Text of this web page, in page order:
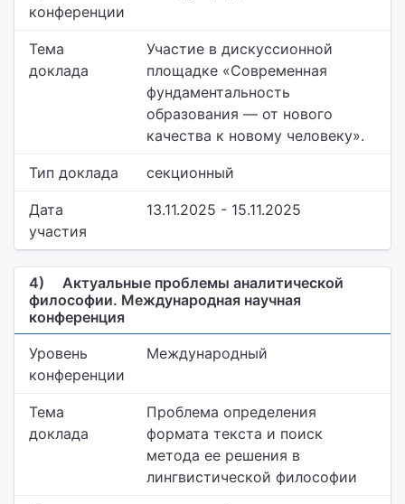
конференции
Тема
доклада
Участие в дискуссионной
площадке «Современная
фундаментальность
образования — от нового
качества к новому человеку».
Тип доклада секционный
Дата
участия
13.11.2025 - 15.11.2025
4)
Актуальные проблемы аналитической
философии. Международная научная
конференция
Уровень
конференции
Международный
Тема
доклада
Проблема определения
формата текста и поиск
метода ее решения в
лингвистической философии